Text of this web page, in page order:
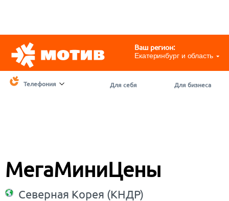
Ваш регион:
Екатеринбург и область
Телефония Для себя Для бизнеса
МегаМиниЦены
Северная Корея (КНДР)